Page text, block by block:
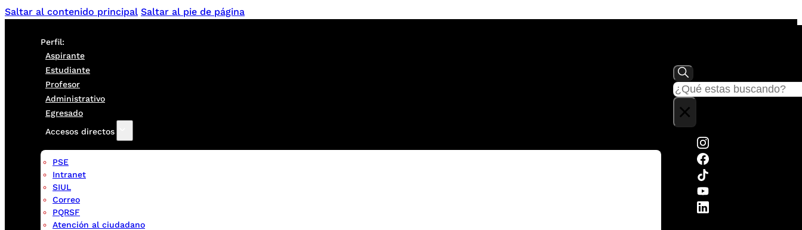
Saltar al contenido principal Saltar al pie de página
Perfil:
Aspirante
Estudiante
Profesor
Administrativo
Egresado
Accesos directos
PSE
Intranet
SIUL
Correo
PQRSF
Atención al ciudadano
Buscar
×